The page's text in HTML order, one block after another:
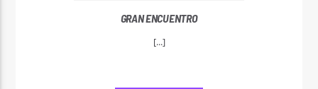
GRAN ENCUENTRO
[...]